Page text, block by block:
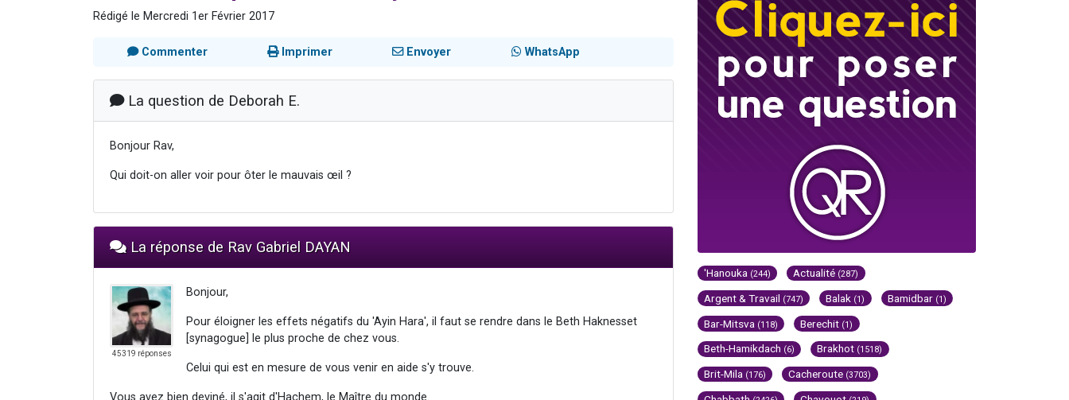
Rédigé le Mercredi 1er Février 2017
Commenter Imprimer Envoyer WhatsApp
La question de Deborah E.
Bonjour Rav,
Qui doit-on aller voir pour ôter le mauvais œil ?
La réponse de Rav Gabriel DAYAN
45319 réponses
Bonjour,
Pour éloigner les effets négatifs du 'Ayin Hara', il faut se rendre dans le Beth Haknesset
[synagogue] le plus proche de chez vous.
Celui qui est en mesure de vous venir en aide s'y trouve.
Vous avez bien deviné, il s'agit d'Hachem, le Maître du monde.
'Hanouka (244) Actualité (287)
Argent & Travail (747) Balak (1) Bamidbar (1)
Bar-Mitsva (118) Berechit (1)
Beth-Hamikdach (6) Brakhot (1518)
Brit-Mila (176) Cacheroute (3703)